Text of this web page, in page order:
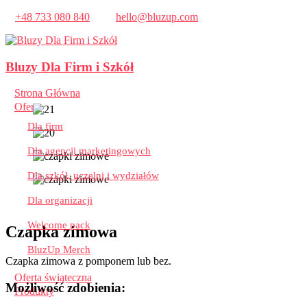
+48 733 080 840 hello@bluzup.com
Bluzy Dla Firm i Szkół
Strona Główna
Oferta
Dla firm
Dla agencji marketingowych
Dla szkół, uczelni i wydziałów
Dla organizacji
Welcome pack
BluzUp Merch
Oferta świąteczna
Produkty
Czapka zimowa
Czapka zimowa z pomponem lub bez.
Możliwość zdobienia: